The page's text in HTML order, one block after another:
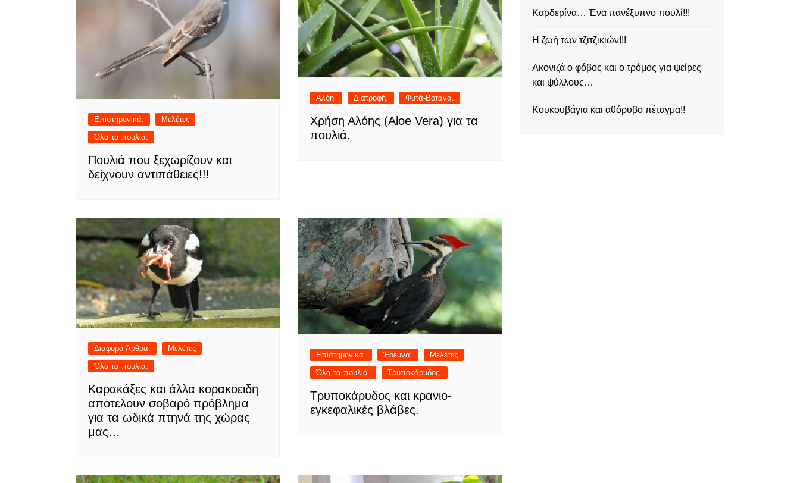
Επιστημονικά.
Μελέτες
Όλα τα πουλιά.
Πουλιά που ξεχωρίζουν και
δείχνουν αντιπάθειες!!!
Αλόη. Διατροφή. Φυτά-Βότανα.
Χρήση Αλόης (Aloe Vera) για τα
πουλιά.
Διαφορα Άρθρα.
Μελέτες
Όλα τα πουλιά.
Καρακάξες και άλλα κορακοειδη
αποτελουν σοβαρό πρόβλημα
για τα ωδικά πτηνά της χώρας
μας…
Επιστημονικά. Έρευνα.
Μελέτες
Όλα τα πουλιά.
Τρυποκάρυδος.
Τρυποκάρυδος και κρανιο-
εγκεφαλικές βλάβες.
Καρδερίνα… Ένα πανέξυπνο πουλί!!!
Η ζωή των τζιτζικιών!!!
Ακονιζά ο φόβος και ο τρόμος για ψείρες
και ψύλλους…
Κουκουβάγια και αθόρυβο πέταγμα!!